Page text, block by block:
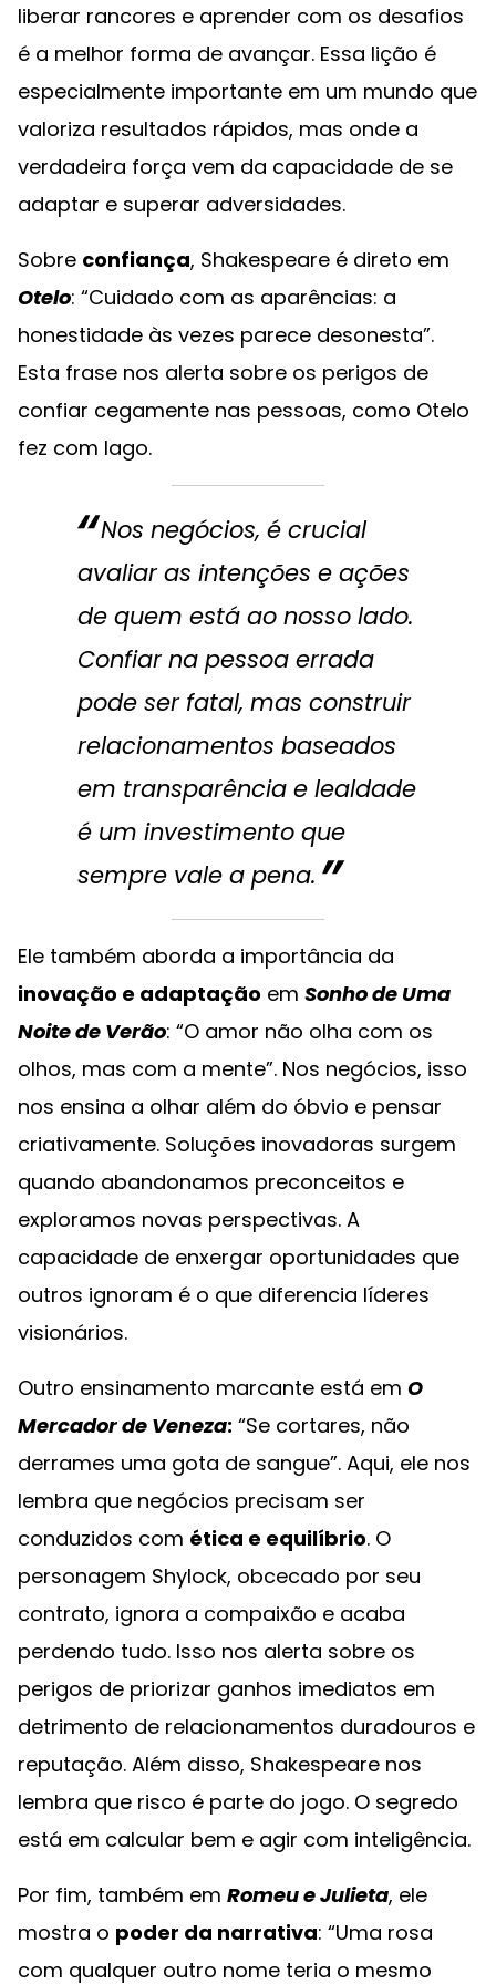
liberar rancores e aprender com os desafios
é a melhor forma de avançar. Essa lição é
especialmente importante em um mundo que
valoriza resultados rápidos, mas onde a
verdadeira força vem da capacidade de se
adaptar e superar adversidades.
Sobre confiança, Shakespeare é direto em
Otelo: “Cuidado com as aparências: a
honestidade às vezes parece desonesta”.
Esta frase nos alerta sobre os perigos de
confiar cegamente nas pessoas, como Otelo
fez com Iago.
Nos negócios, é crucial
avaliar as intenções e ações
de quem está ao nosso lado.
Confiar na pessoa errada
pode ser fatal, mas construir
relacionamentos baseados
em transparência e lealdade
é um investimento que
sempre vale a pena.
Ele também aborda a importância da
inovação e adaptação em Sonho de Uma
Noite de Verão: “O amor não olha com os
olhos, mas com a mente”. Nos negócios, isso
nos ensina a olhar além do óbvio e pensar
criativamente. Soluções inovadoras surgem
quando abandonamos preconceitos e
exploramos novas perspectivas. A
capacidade de enxergar oportunidades que
outros ignoram é o que diferencia líderes
visionários.
Outro ensinamento marcante está em O
Mercador de Veneza: “Se cortares, não
derrames uma gota de sangue”. Aqui, ele nos
lembra que negócios precisam ser
conduzidos com ética e equilíbrio. O
personagem Shylock, obcecado por seu
contrato, ignora a compaixão e acaba
perdendo tudo. Isso nos alerta sobre os
perigos de priorizar ganhos imediatos em
detrimento de relacionamentos duradouros e
reputação. Além disso, Shakespeare nos
lembra que risco é parte do jogo. O segredo
está em calcular bem e agir com inteligência.
Por fim, também em Romeu e Julieta, ele
mostra o poder da narrativa: “Uma rosa
com qualquer outro nome teria o mesmo